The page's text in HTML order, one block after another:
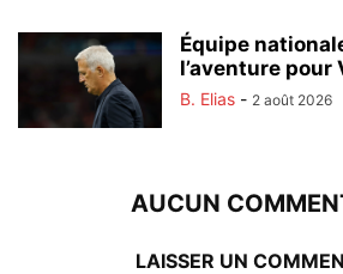
Équipe
l’aventure
B. Elias - 2 août 2026
AUCUN
LAISSER UN